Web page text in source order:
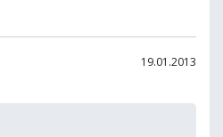
19.01.2013